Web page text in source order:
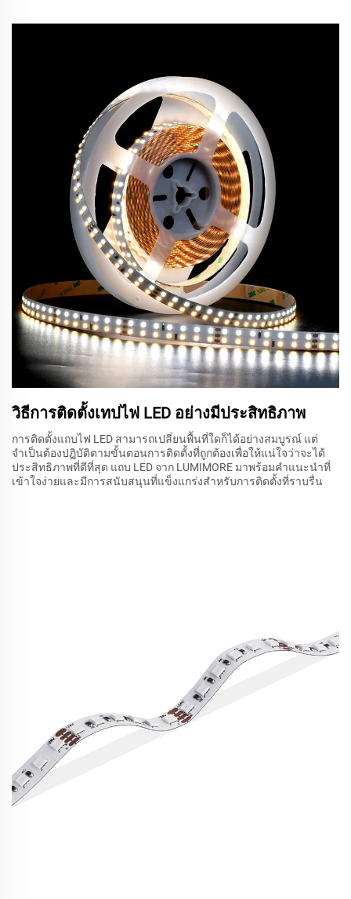
วิธีการติดตั้งเทปไฟ LED อย่างมีประสิทธิภาพ
การติดตั้งแถบไฟ LED สามารถเปลี่ยนพื้นที่ใดก็ได้อย่างสมบูรณ์ แต่
จำเป็นต้องปฏิบัติตามขั้นตอนการติดตั้งที่ถูกต้องเพื่อให้แน่ใจว่าจะได้
ประสิทธิภาพที่ดีที่สุด แถบ LED จาก LUMIMORE มาพร้อมคำแนะนำที่
เข้าใจง่ายและมีการสนับสนุนที่แข็งแกร่งสำหรับการติดตั้งที่ราบรื่น